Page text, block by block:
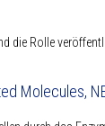
die Rolle
Molecules,